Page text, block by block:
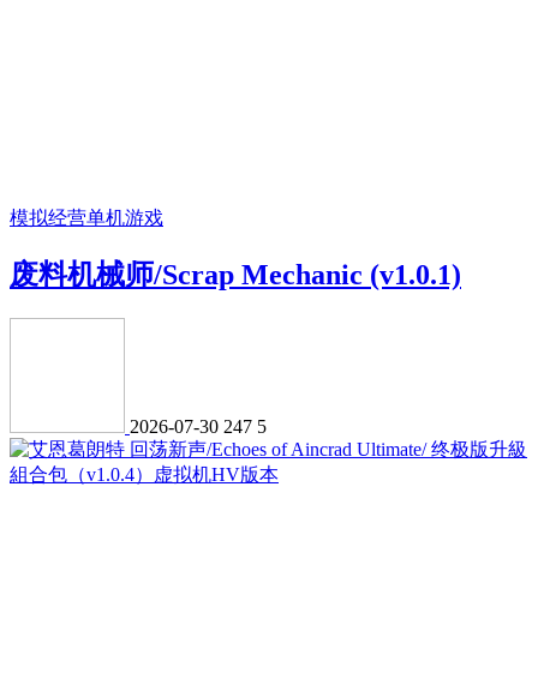
模拟经营单机游戏
废料机械师/Scrap Mechanic (v1.0.1)
2026-07-30 247 5